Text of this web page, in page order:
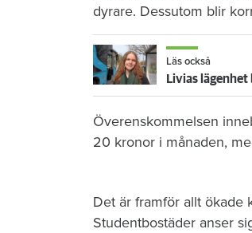
dyrare. Dessutom blir
Läs också
Livias
Överenskommelsen
20 kronor i månaden,
Det är framför allt ökade
Studentbostäder anser